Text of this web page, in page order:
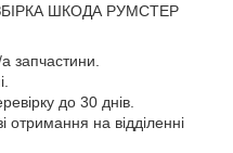
ШКОДА РУМСТЕР
запчастини.
до 30 днів.
отримання на відділенні